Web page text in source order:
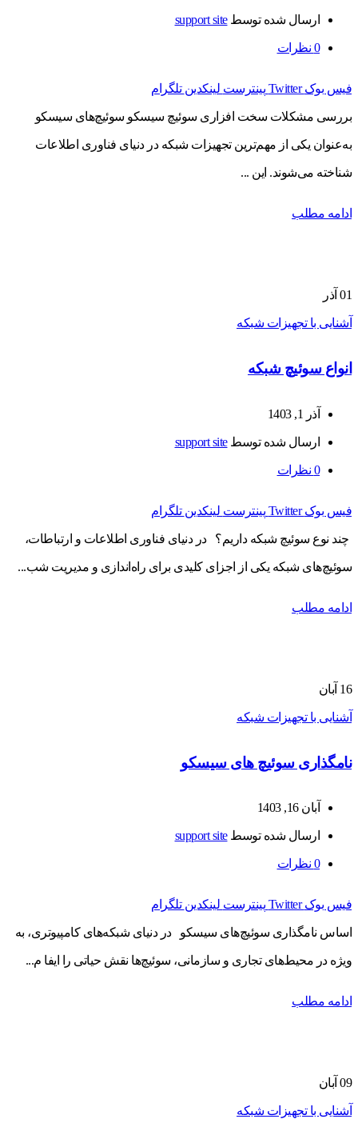
ارسال شده توسطsupport site
0 نظرات
فیس بوک Twitter پینترست لینکدین تلگرام
بررسی مشکلات سخت افزاری سوئیچ سیسکو سوئیچ‌های سیسکو
به‌عنوان یکی از مهم‌ترین تجهیزات شبکه در دنیای فناوری اطلاعات
شناخته می‌شوند. این ...
ادامه مطلب
01 آذر
آشنایی با تجهیزات شبکه
انواع سوئیچ شبکه
آذر 1, 1403
ارسال شده توسطsupport site
0 نظرات
فیس بوک Twitter پینترست لینکدین تلگرام
چند نوع سوئیچ شبکه داریم؟ در دنیای فناوری اطلاعات و ارتباطات،
سوئیچ‌های شبکه یکی از اجزای کلیدی برای راه‌اندازی و مدیریت شب...
ادامه مطلب
16 آبان
آشنایی با تجهیزات شبکه
نامگذاری سوئیچ های سیسکو
آبان 16, 1403
ارسال شده توسطsupport site
0 نظرات
فیس بوک Twitter پینترست لینکدین تلگرام
اساس نامگذاری سوئیچ‌های سیسکو در دنیای شبکه‌های کامپیوتری، به
ویژه در محیط‌های تجاری و سازمانی، سوئیچ‌ها نقش حیاتی را ایفا م...
ادامه مطلب
09 آبان
آشنایی با تجهیزات شبکه